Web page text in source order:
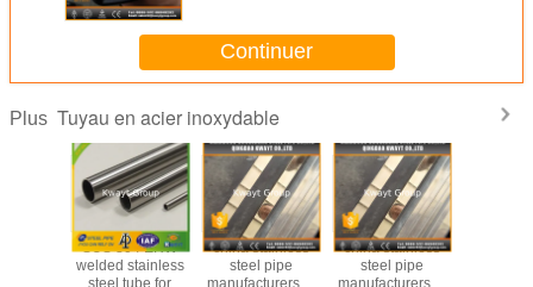
Continuer
Plus Tuyau en acier inoxydable
SUS 304 ERW
welded stainless
steel tube for
china stainless
steel pipe
manufacturers in
china stainless
steel pipe
manufacturers in